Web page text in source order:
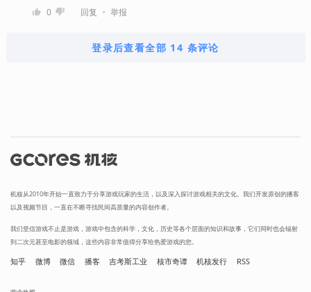
0 回复 ・ 举报
登录后查看全部 14 条评论
机核从2010年开始一直致力于分享游戏玩家的生活，以及深入探讨游戏相关的文化。我们开发原创的播客
以及视频节目，一直在不断寻找民间高质量的内容创作者。
我们坚信游戏不止是游戏，游戏中包含的科学，文化，历史等各个层面的知识和故事，它们同时也会辐射
到二次元甚至电影的领域，这些内容非常值得分享给热爱游戏的您。
知乎 微博 微信 播客 吉考斯工业 核市奇谭 机核发行 RSS